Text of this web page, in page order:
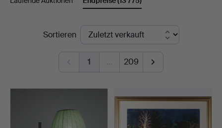
Lysekils
Auktionsbyrå
EndpreiseSortieren
1 … 209